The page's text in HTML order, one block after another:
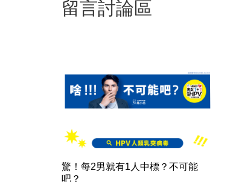
留言討論區
驚！每2男就有1人中標？不可能
吧？